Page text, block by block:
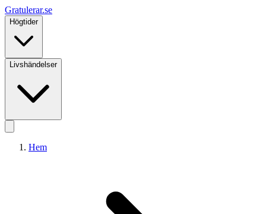
Gratulerar.se
Högtider
Livshändelser
Hem